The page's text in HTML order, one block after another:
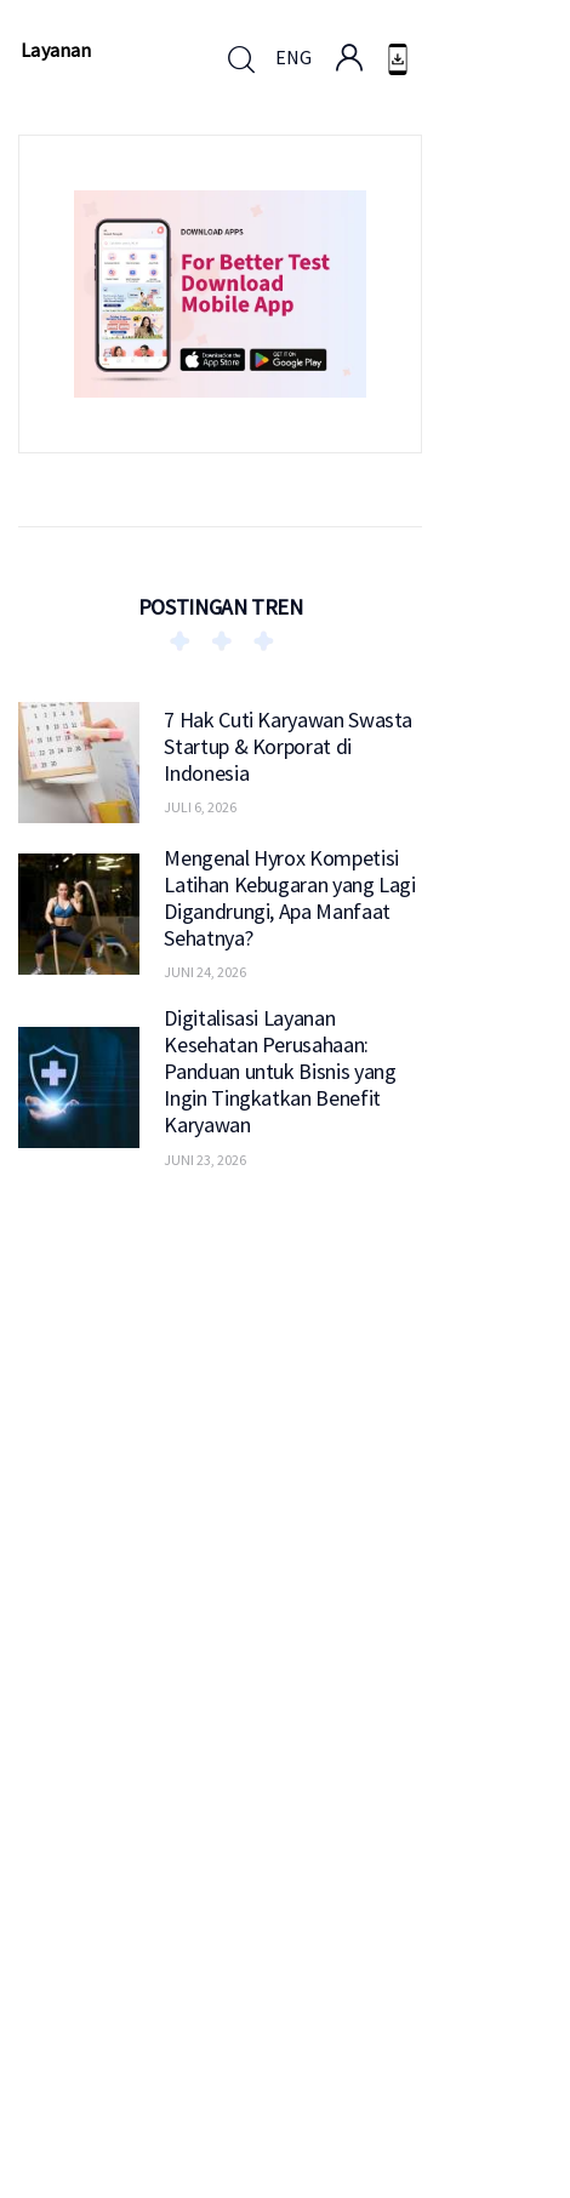
Layanan ENG
POSTINGAN TREN
7 Hak Cuti Karyawan Swasta
Startup & Korporat di
Indonesia
JULI 6, 2026
Mengenal Hyrox Kompetisi
Latihan Kebugaran yang Lagi
Digandrungi, Apa Manfaat
Sehatnya?
JUNI 24, 2026
Digitalisasi Layanan
Kesehatan Perusahaan:
Panduan untuk Bisnis yang
Ingin Tingkatkan Benefit
Karyawan
JUNI 23, 2026